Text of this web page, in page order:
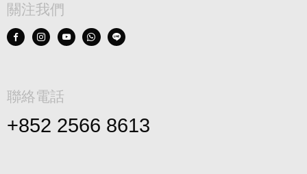
關注我們
聯絡電話
+852 2566 8613